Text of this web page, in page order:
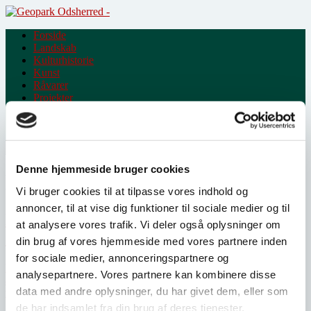
Denne hjemmeside bruger cookies
Vi bruger cookies til at tilpasse vores indhold og
annoncer, til at vise dig funktioner til sociale medier og til
at analysere vores trafik. Vi deler også oplysninger om
din brug af vores hjemmeside med vores partnere inden
for sociale medier, annonceringspartnere og
analysepartnere. Vores partnere kan kombinere disse
data med andre oplysninger, du har givet dem, eller som
de har indsamlet fra din brug af deres tjenester.
Skip
contentForside
Landskab
Kulturhistorie
Kunst
Råvarer
Projekter
Måned:juli 2020
H.M. Dronningen deltager i åbningen af
Solvognens Fundsted
Lørdag den 12. september deltager H.M. Dronningen i
åbningen af den nye kultur- og naturattraktion ved Solvognens
fundsted i Trundholm Mose i Geopark Odsherred